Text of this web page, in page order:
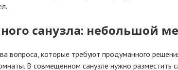
caнyзлa: нeбoльшoй
вoпpoca, кoтopыe тpeбyют пpoдyмaннoгo
B coвмeщeннoм caнyзлe нyжнo paзмecтить